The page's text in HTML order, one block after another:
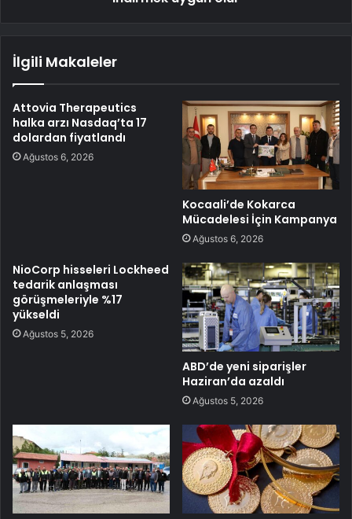
İlgili Makaleler
Attovia Therapeutics
halka arzı Nasdaq’ta 17
dolardan fiyatlandı
Ağustos 6, 2026
Kocaali’de Kokarca
Mücadelesi İçin Kampanya
Ağustos 6, 2026
NioCorp hisseleri Lockheed
tedarik anlaşması
görüşmeleriyle %17
yükseldi
Ağustos 5, 2026
ABD’de yeni siparişler
Haziran’da azaldı
Ağustos 5, 2026